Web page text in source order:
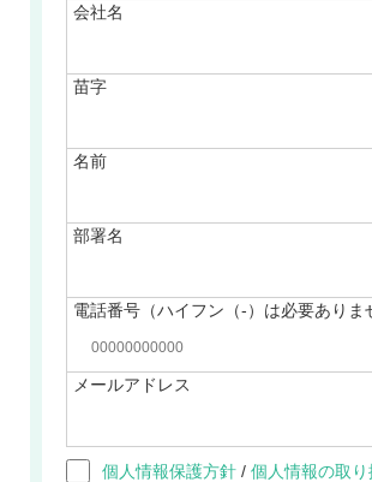
会社名
苗字
名前
部署名
電話番号（ハイフン（-）は必要ありま
メールアドレス
個人情報保護方針 / 個人情報の取